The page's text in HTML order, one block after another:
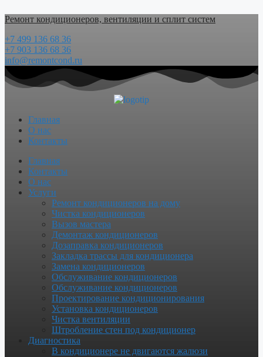
к
Ремонт кондиционеров, вентиляции и сплит систем
+7 499 136 68 36
+7 903 136 68 36
info@remontcond.ru
Главная
О нас
Контакты
Menu
Главная
Контакты
О нас
Услуги
Ремонт кондиционеров на дому
Чистка кондиционеров
Вызов мастера
Демонтаж кондиционеров
Дозаправка кондиционеров
Закладка трассы для кондиционера
Замена кондиционеров
Обслуживание кондиционеров
Обслуживание кондиционеров
Проектирование кондиционирования
Установка кондиционеров
Чистка вентиляции
Штробление стен под кондиционер
Диагностика
В кондиционере не двигаются жалюзи